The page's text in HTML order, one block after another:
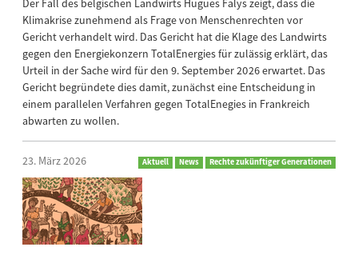
Der Fall des belgischen Landwirts Hugues Falys zeigt, dass die
Klimakrise zunehmend als Frage von Menschenrechten vor
Gericht verhandelt wird. Das Gericht hat die Klage des Landwirts
gegen den Energiekonzern TotalEnergies für zulässig erklärt, das
Urteil in der Sache wird für den 9. September 2026 erwartet. Das
Gericht begründete dies damit, zunächst eine Entscheidung in
einem parallelen Verfahren gegen TotalEnegies in Frankreich
abwarten zu wollen.
23. März 2026 Aktuell News Rechte zukünftiger Generationen